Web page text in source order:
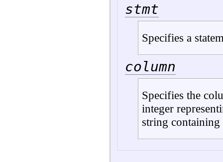
stmt
Specifies a
column
Specifies the
integer
string